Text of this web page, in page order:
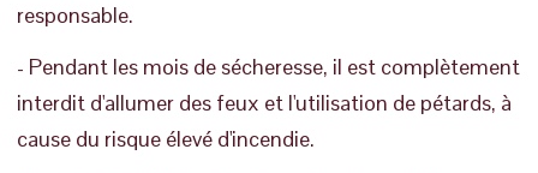
responsable.
- Pendant les mois de sécheresse, il est complètement
interdit d'allumer des feux et l'utilisation de pétards, à
cause du risque élevé d'incendie.